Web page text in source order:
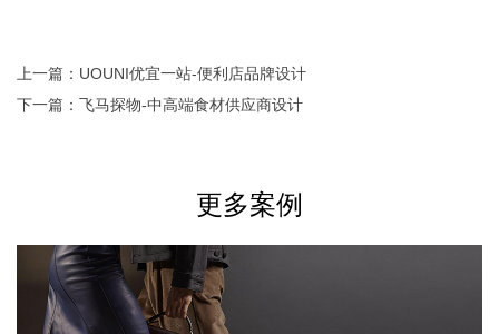
上一篇： UOUNI优宜一站-便利店品牌设计
下一篇： 飞马探物-中高端食材供应商设计
更多案例